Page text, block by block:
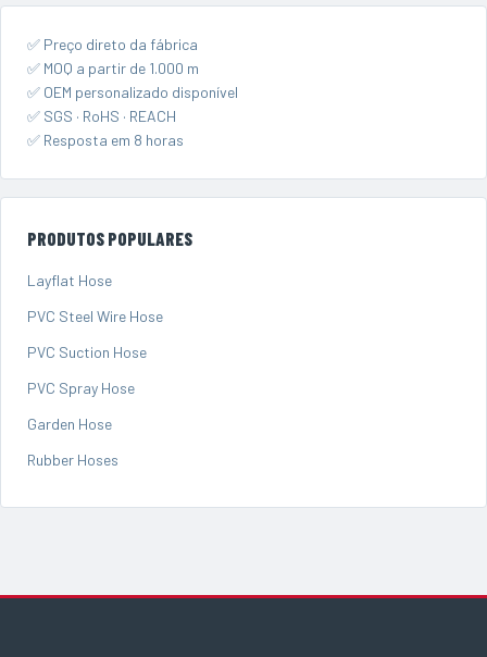
✅ Preço direto da fábrica
✅ MOQ a partir de 1.000 m
✅ OEM personalizado disponível
✅ SGS · RoHS · REACH
✅ Resposta em 8 horas
PRODUTOS POPULARES
Layflat Hose
PVC Steel Wire Hose
PVC Suction Hose
PVC Spray Hose
Garden Hose
Rubber Hoses